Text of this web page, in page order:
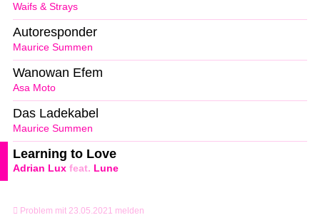
Problem mit 23.05.2021 melden
Waifs & Strays
Maurice Summen
Autoresponder
Asa Moto
Wanowan Efem
Maurice Summen
Das Ladekabel
Adrian Lux feat. Lune
Learning to Love